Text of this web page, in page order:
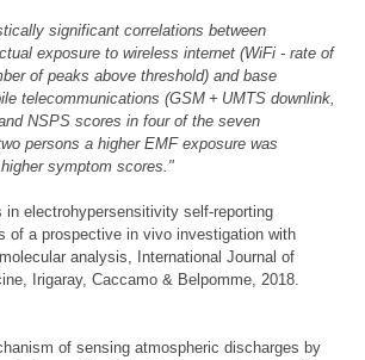
significant correlations between
exposure to wireless internet (WiFi - rate of
of peaks above threshold) and base
telecommunications (GSM + UMTS downlink,
NSPS scores in four of the seven
persons a higher EMF exposure was
symptom scores."
in electrohypersensitivity self-reporting
of a prospective in vivo investigation with
analysis, International Journal of
Irigaray, Caccamo & Belpomme, 2018.
of sensing atmospheric discharges by